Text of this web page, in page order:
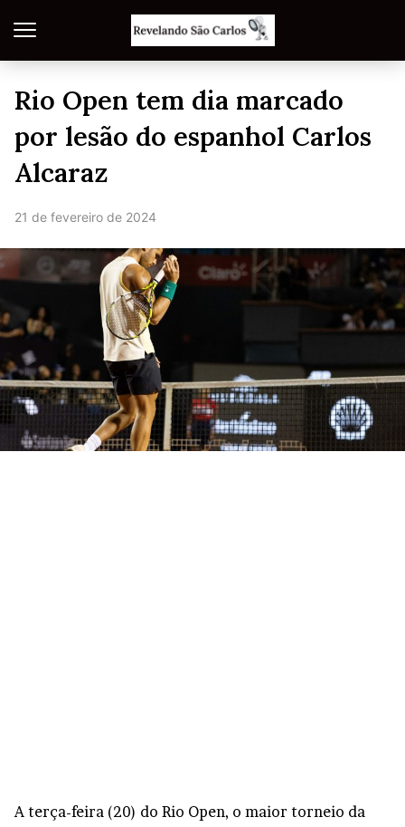
Rio Open tem dia marcado
por lesão do espanhol Carlos
Alcaraz
21 de fevereiro de 2024
A terça-feira (20) do Rio Open, o maior torneio da